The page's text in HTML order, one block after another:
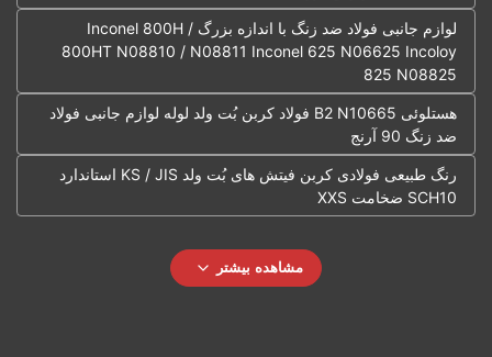
لوازم جانبی فولاد ضد زنگ با اندازه بزرگ Inconel 800H /
800HT N08810 / N08811 Inconel 625 N06625 Incoloy
825 N08825
هستلوئی B2 N10665 فولاد کربن بُت ولد لوله لوازم جانبی فولاد
ضد زنگ 90 آرنج
رنگ طبیعی فولادی کربن فیتش های بُت ولد KS / JIS استاندارد
SCH10 ضخامت XXS
مشاهده بیشتر